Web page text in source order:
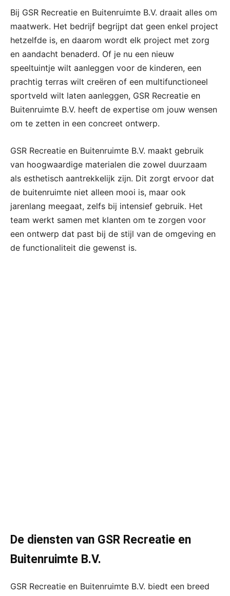
Bij GSR Recreatie en Buitenruimte B.V. draait alles om
maatwerk. Het bedrijf begrijpt dat geen enkel project
hetzelfde is, en daarom wordt elk project met zorg
en aandacht benaderd. Of je nu een nieuw
speeltuintje wilt aanleggen voor de kinderen, een
prachtig terras wilt creëren of een multifunctioneel
sportveld wilt laten aanleggen, GSR Recreatie en
Buitenruimte B.V. heeft de expertise om jouw wensen
om te zetten in een concreet ontwerp.
GSR Recreatie en Buitenruimte B.V. maakt gebruik
van hoogwaardige materialen die zowel duurzaam
als esthetisch aantrekkelijk zijn. Dit zorgt ervoor dat
de buitenruimte niet alleen mooi is, maar ook
jarenlang meegaat, zelfs bij intensief gebruik. Het
team werkt samen met klanten om te zorgen voor
een ontwerp dat past bij de stijl van de omgeving en
de functionaliteit die gewenst is.
De diensten van GSR Recreatie en
Buitenruimte B.V.
GSR Recreatie en Buitenruimte B.V. biedt een breed